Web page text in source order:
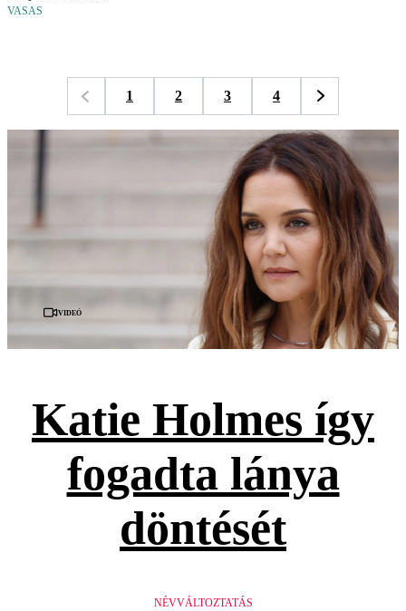
VASAS
1 2 3 4
Videó
Katie Holmes így
fogadta lánya
döntését
NÉVVÁLTOZTATÁS